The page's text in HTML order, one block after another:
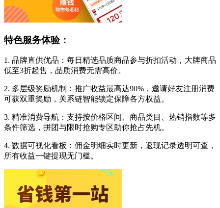
特色服务体验：
1. 品牌直供优品：每日精选品质商品参与折扣活动，大牌商品
低至3折起售，品质消费无需高价。
2. 多层级奖励机制：推广收益最高达90%，邀请好友注册消费
可获双重奖励，关系链智能锁定保障各方权益。
3. 精准消费导航：支持按价格区间、商品类目、热销指数等多
条件筛选，拼团与限时抢购专区助你抢占先机。
4. 数据可视化看板：佣金明细实时更新，返现记录透明可查，
所有收益一键提现无门槛。